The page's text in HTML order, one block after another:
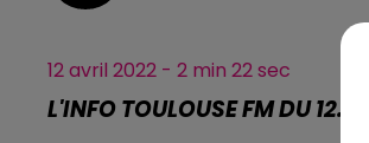
12 avril 2022 - 2 min 22 sec
L'INFO TOULOUSE FM DU